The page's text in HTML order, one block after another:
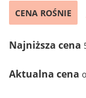
CENA ROŚNIE
Najniższa cena
Aktualna cena